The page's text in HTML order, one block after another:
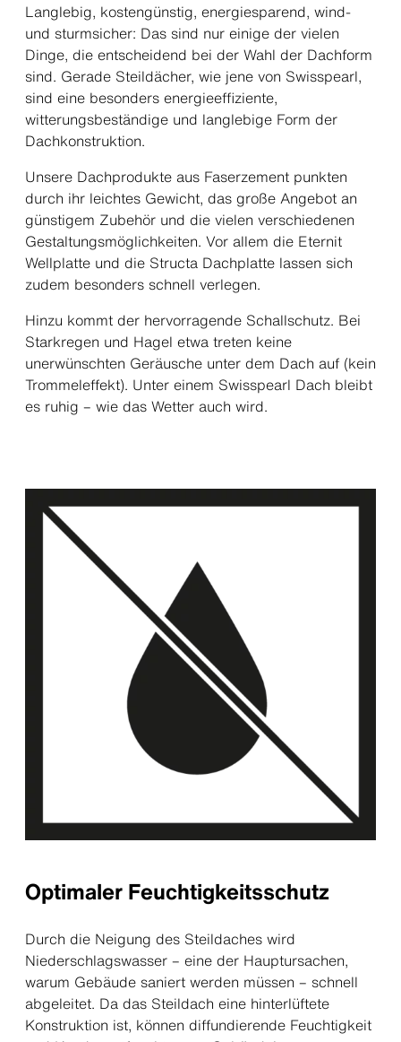
Langlebig, kostengünstig, energiesparend, wind-
und sturmsicher: Das sind nur einige der vielen
Dinge, die entscheidend bei der Wahl der Dachform
sind. Gerade Steildächer, wie jene von Swisspearl,
sind eine besonders energieeffiziente,
witterungsbeständige und langlebige Form der
Dachkonstruktion.
Unsere Dachprodukte aus Faserzement punkten
durch ihr leichtes Gewicht, das große Angebot an
günstigem Zubehör und die vielen verschiedenen
Gestaltungsmöglichkeiten. Vor allem die Eternit
Wellplatte und die Structa Dachplatte lassen sich
zudem besonders schnell verlegen.
Hinzu kommt der hervorragende Schallschutz. Bei
Starkregen und Hagel etwa treten keine
unerwünschten Geräusche unter dem Dach auf (kein
Trommeleffekt). Unter einem Swisspearl Dach bleibt
es ruhig – wie das Wetter auch wird.
Optimaler Feuchtigkeitsschutz
Durch die Neigung des Steildaches wird
Niederschlagswasser – eine der Hauptursachen,
warum Gebäude saniert werden müssen – schnell
abgeleitet. Da das Steildach eine hinterlüftete
Konstruktion ist, können diffundierende Feuchtigkeit